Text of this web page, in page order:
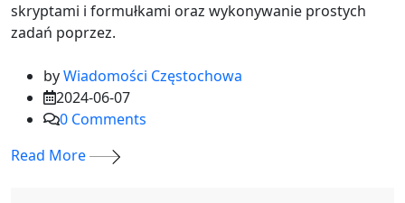
skryptami i formułkami oraz wykonywanie prostych
zadań poprzez.
byWiadomości Częstochowa
2024-06-07
0 Comments
Read More